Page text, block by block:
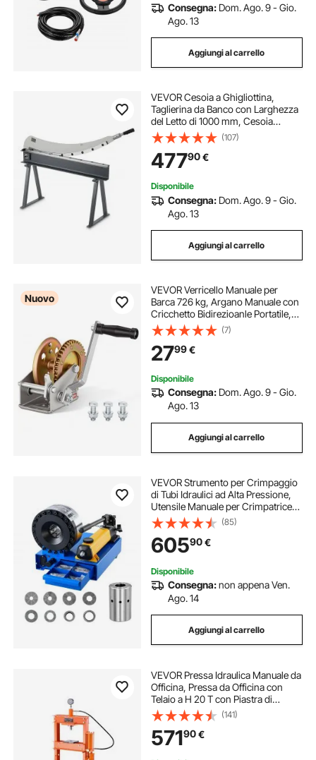
Consegna: Dom. Ago. 9 - Gio.
Ago. 13
Aggiungi al carrello
VEVOR Cesoia a Ghigliottina,
Taglierina da Banco con Larghezza
del Letto di 1000 mm, Cesoia
Manuale per la Lavorazione di
Lamiere, con Materiale Q235, Alta
Precisione, Supporto, per Alluminio
(107)
47790€
Disponibile
Consegna: Dom. Ago. 9 - Gio.
Ago. 13
Aggiungi al carrello
Nuovo
VEVOR Verricello Manuale per
Barca 726 kg, Argano Manuale con
Cricchetto Bidirezioanle Portatile,
Rapporto Ingranaggi 4:1, Facile da
Installare, Maniglia Antiscivolo, per
Rimorchi per Barche e ATV
(7)
2799€
Disponibile
Consegna: Dom. Ago. 9 - Gio.
Ago. 13
Aggiungi al carrello
VEVOR Strumento per Crimpaggio
di Tubi Idraulici ad Alta Pressione,
Utensile Manuale per Crimpatrice
Idraulica Portatile con 8 Matrici,
Adatto per Tubi del Gas, Acqua, Aria
Condizionata per Auto
(85)
60590€
Disponibile
Consegna:non appena Ven.
Ago. 14
Aggiungi al carrello
VEVOR Pressa Idraulica Manuale da
Officina, Pressa da Officina con
Telaio a H 20 T con Piastra di
Pressatura Pressione 0,8-1,2 MPa,
Pressa Idraulica Regolabile per
Pavimento di Garage per Piegatura
(141)
57190€